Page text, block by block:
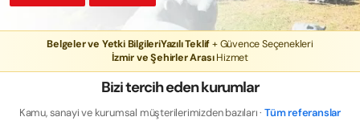
Belgeler ve Yetki BilgileriYazılı Teklif+ Güvence Seçenekleri
İzmir ve Şehirler ArasıHizmet
Bizi tercih eden kurumlar
Kamu, sanayi ve kurumsal müşterilerimizden bazıları ·Tüm referanslar